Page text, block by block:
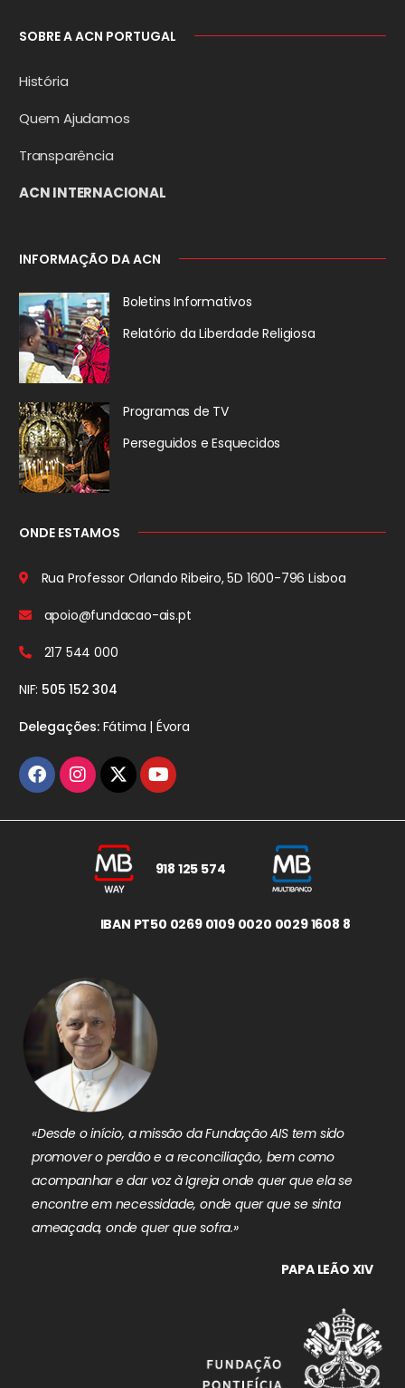
SOBRE A ACN PORTUGAL
História
Quem Ajudamos
Transparência
ACN INTERNACIONAL
INFORMAÇÃO DA ACN
Boletins Informativos
Relatório da Liberdade Religiosa
Programas de TV
Perseguidos e Esquecidos
ONDE ESTAMOS
Rua Professor Orlando Ribeiro, 5D 1600-796 Lisboa
apoio@fundacao-ais.pt
217 544 000
NIF: 505 152 304
Delegações:Fátima | Évora
918 125 574
IBAN PT50 0269 0109 0020 0029 1608 8
«Desde o início, a missão da Fundação AIS tem sido
promover o perdão e a reconciliação, bem como
acompanhar e dar voz à Igreja onde quer que ela se
encontre em necessidade, onde quer que se sinta
ameaçada, onde quer que sofra.»
PAPA LEÃO XIV